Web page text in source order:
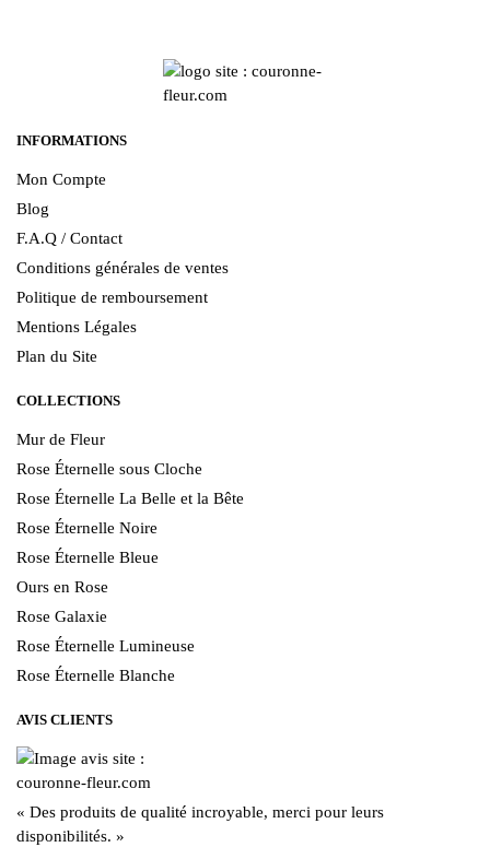
INFORMATIONS
Mon Compte
Blog
F.A.Q / Contact
Conditions générales de ventes
Politique de remboursement
Mentions Légales
Plan du Site
COLLECTIONS
Mur de Fleur
Rose Éternelle sous Cloche
Rose Éternelle La Belle et la Bête
Rose Éternelle Noire
Rose Éternelle Bleue
Ours en Rose
Rose Galaxie
Rose Éternelle Lumineuse
Rose Éternelle Blanche
AVIS CLIENTS
« Des produits de qualité incroyable, merci pour leurs
disponibilités. »